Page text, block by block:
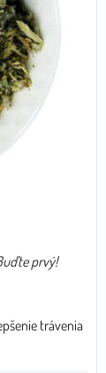
prvý!
trávenia